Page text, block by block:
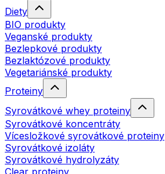
Diety
BIO produkty
Veganské produkty
Bezlepkové produkty
Bezlaktózové produkty
Vegetariánské produkty
Proteiny
Syrovátkové whey proteiny
Syrovátkové koncentráty
Vícesložkové syrovátkové proteiny
Syrovátkové izoláty
Syrovátkové hydrolyzáty